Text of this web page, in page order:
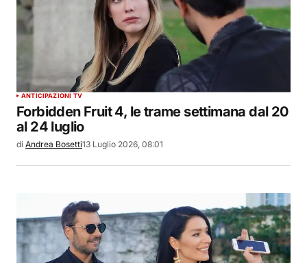
ANTICIPAZIONI TV
Forbidden Fruit 4, le trame settimana dal 20
al 24 luglio
di Andrea Bosetti13 Luglio 2026, 08:01